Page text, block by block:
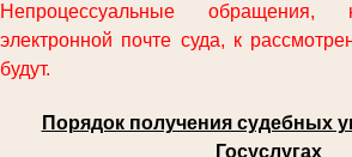
Непроцессуальные обращения,
электронной почте суда, к
будут.
Порядок получения судебных
Госуслугах